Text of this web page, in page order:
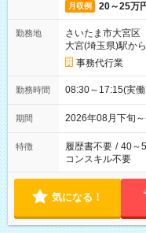
月収例 20～25万
勤務地
さいたま市大宮区
大宮(埼玉県)駅か
事務代行業
勤務時間 08:30～17:15(実
期間 2026年08月下旬
特徴 履歴書不要 / 40～
コンスキル不要
気になる！